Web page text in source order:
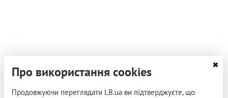
Про використання cookies
Продовжуючи переглядати LB.ua ви підтверджуєте, що